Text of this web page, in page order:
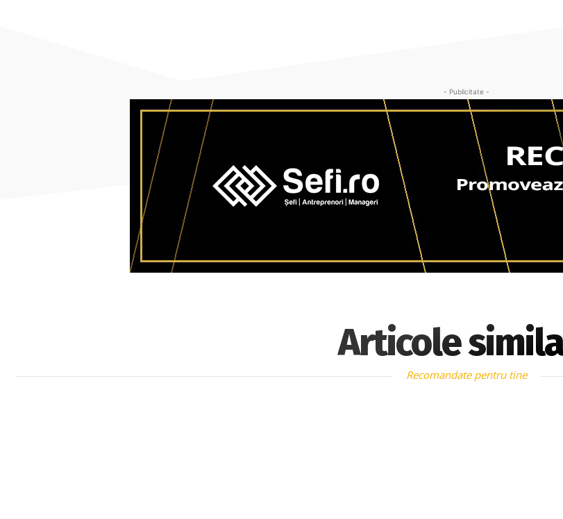
- Publicitate -
Articole
Recomandate pentru tine